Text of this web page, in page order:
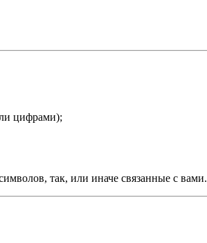
цифрами);
так, или иначе связанные с вами.